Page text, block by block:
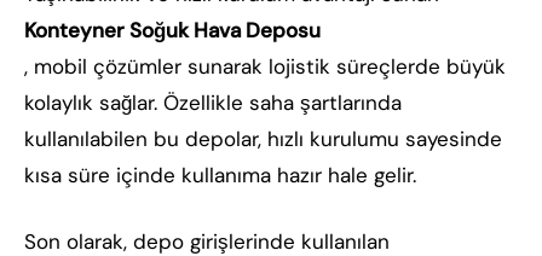
Konteyner Soğuk Hava Deposu
, mobil çözümler sunarak lojistik süreçlerde büyük
kolaylık sağlar. Özellikle saha şartlarında
kullanılabilen bu depolar, hızlı kurulumu sayesinde
kısa süre içinde kullanıma hazır hale gelir.
Son olarak, depo girişlerinde kullanılan